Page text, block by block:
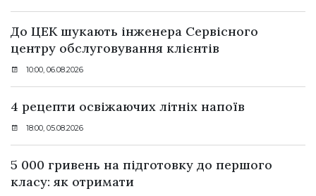
До ЦЕК шукають інженера Сервісного
центру обслуговування клієнтів
10:00, 06.08.2026
4 рецепти освіжаючих літніх напоїв
18:00, 05.08.2026
5 000 гривень на підготовку до першого
класу: як отримати